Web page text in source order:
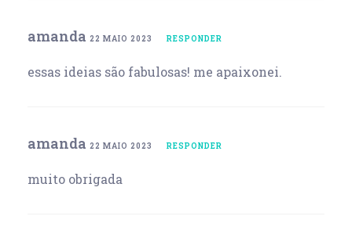
amanda 22 MAIO 2023 RESPONDER
essas ideias são fabulosas! me apaixonei.
amanda 22 MAIO 2023 RESPONDER
muito obrigada